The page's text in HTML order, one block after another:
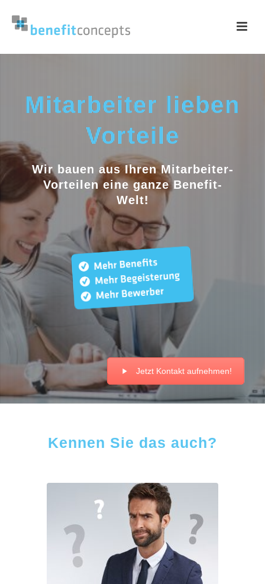
Mitarbeiter lieben
Vorteile
Wir bauen aus Ihren Mitarbeiter-
Vorteilen eine ganze Benefit-
Welt!
Jetzt Kontakt aufnehmen!
Kennen Sie das auch?